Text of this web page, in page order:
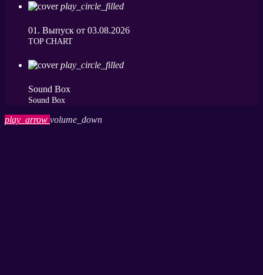
play_circle_filled
01. Выпуск от 03.08.2026
ТОP CHART
play_circle_filled
Sound Box
Sound Box
play_arrow volume_down